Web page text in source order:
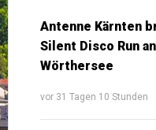
Antenne Kärnten
Silent Disco Run
Wörthersee
vor 31 Tagen 10 Stunden